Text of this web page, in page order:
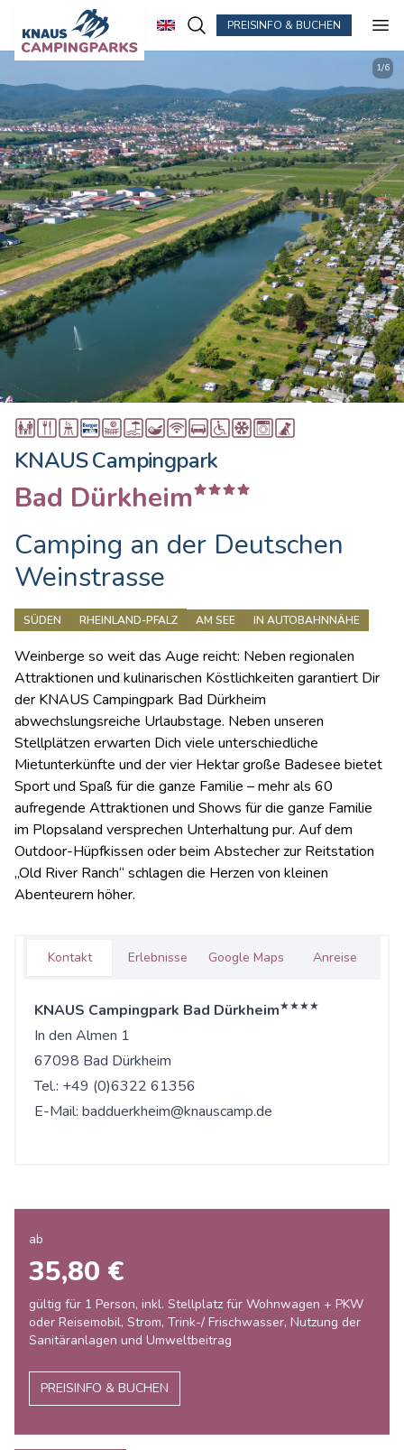
PREISINFO & BUCHEN
1/6
KNAUS Campingpark
Bad Dürkheim
Camping an der Deutschen
Weinstrasse
SÜDEN RHEINLAND-PFALZ AM SEE IN AUTOBAHNNÄHE
Weinberge so weit das Auge reicht: Neben regionalen
Attraktionen und kulinarischen Köstlichkeiten garantiert Dir
der KNAUS Campingpark Bad Dürkheim
abwechslungsreiche Urlaubstage. Neben unseren
Stellplätzen erwarten Dich viele unterschiedliche
Mietunterkünfte und der vier Hektar große Badesee bietet
Sport und Spaß für die ganze Familie – mehr als 60
aufregende Attraktionen und Shows für die ganze Familie
im Plopsaland versprechen Unterhaltung pur. Auf dem
Outdoor-Hüpfkissen oder beim Abstecher zur Reitstation
„Old River Ranch“ schlagen die Herzen von kleinen
Abenteurern höher.
Kontakt Erlebnisse Google Maps Anreise
KNAUS Campingpark Bad Dürkheim★★★★
In den Almen 1
67098 Bad Dürkheim
Tel.: +49 (0)6322 61356
E-Mail: badduerkheim@knauscamp.de
ab
35,80 €
gültig für 1 Person, inkl. Stellplatz für Wohnwagen + PKW
oder Reisemobil, Strom, Trink-/ Frischwasser, Nutzung der
Sanitäranlagen und Umweltbeitrag
PREISINFO & BUCHEN